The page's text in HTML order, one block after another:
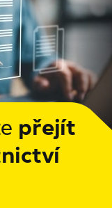
přejít